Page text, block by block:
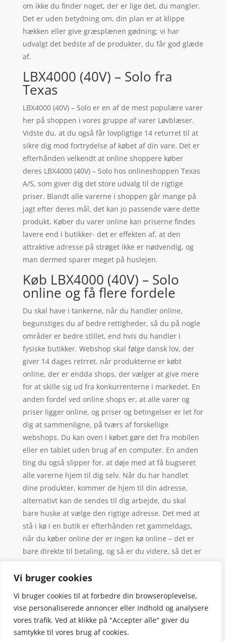
Vi bruger cookies
Vi bruger cookies til at forbedre din browseroplevelse,
vise personaliserede annoncer eller indhold og analysere
vores trafik. Ved at klikke på "Accepter alle" giver du
samtykke til vores brug af cookies.
om ikke du finder noget, der er lige det, du mangler.
Det er uden betydning om, din plan er at klippe
hækken eller give græsplænen gødning; vi har
udvalgt det bedste af de produkter, du får god glæde
af.
LBX4000 (40V) – Solo fra
Texas
LBX4000 (40V) – Solo er en af de mest populære varer
her på shoppen i vores gruppe af varer Løvblæser.
Vidste du, at du også får lovpligtige 14 returret til at
sikre dig mod fortrydelse af købet af din vare. Det er
efterhånden velkendt at online shoppere køber
deres LBX4000 (40V) – Solo hos onlineshoppen Texas
A/S, som giver dig det store udvalg til de rigtige
priser. Blandt alle varerne i shoppen går mange på
jagt efter deres mål, det kan jo passende være dette
produkt. Køber du varer online kan priserne findes
lavere end i butikker- det er effekten af, at den
attraktive adresse på strøget ikke er nødvendig, og
man dermed sparer meget på huslejen.
Køb LBX4000 (40V) – Solo
online og få flere fordele
Du skal have i tankerne, når du handler online,
begunstiges du af bedre rettigheder, så du på nogle
områder er bedre stillet, end hvis du handler I
fysiske butikker. Webshop skal følge dansk lov, der
giver 14 dages retrret. når produkterne er købt
online, der er endda shops, der vælger at give mere
for at skille sig ud fra konkurrenterne i markedet. En
anden fordel ved online shops er, at alle varer og
priser ligger online, og priser og betingelser er let for
dig at sammenligne, på tværs af forskellige
webshops. Du kan oven i købet gøre det fra mobilen
eller en tablet uden brug af en computer. En anden
ting du også slipper for, at døje med at få bugseret
alle varerne hjem til dig selv. Når du har handlet
dine produkter, kommer de hjem til din adresse,
alternativt kan de sendes til dig arbejde, du skal
bare huske at vælge den rigtige adresse. Det med at
stå i kø i en butik er efterhånden ret gammeldags,
når du køber online der er ingen kø online – det er
bare direkte til betaling, og så er du videre, så det er
mennesker i køen.